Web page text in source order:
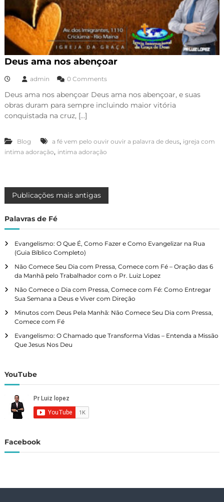
Deus ama nos abençoar
admin 0 Comments
Deus ama nos abençoar Deus ama nos abençoar, e suas
obras duram para sempre incluindo maior vitória
conquistada na cruz, […]
Blog a fé vem pelo ouvir ouvir a palavra de deus, igreja com
intima adoração, intima adoração
N
a
v
e
g
a
ç
o
p
o
r
o
Publicações mais antigas
Palavras de Fé
Evangelismo: O Que É, Como Fazer e Como Evangelizar na Rua
(Guia Bíblico Completo)
Não Comece Seu Dia com Pressa, Comece com Fé – Oração das 6
da Manhã pelo Trabalhador com o Pr. Luiz Lopez
Não Comece o Dia com Pressa, Comece com Fé: Como Entregar
Sua Semana a Deus e Viver com Direção
Minutos com Deus Pela Manhã: Não Comece Seu Dia com Pressa,
Comece com Fé
Evangelismo: O Chamado que Transforma Vidas – Entenda a Missão
Que Jesus Nos Deu
YouTube
Facebook